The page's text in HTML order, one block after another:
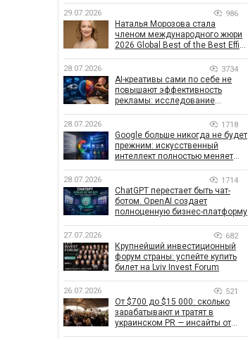
29.07.2026 986
Наталья Морозова стала
членом международного жюри
2026 Global Best of the Best Effie
28.07.2026 3734
AI-креативы сами по себе не
повышают эффективность
рекламы: исследование
влияет на эффективность
кампаний
28.07.2026 1718
Google больше никогда не будет
прежним: искусственный
интеллект полностью меняет
28.07.2026 1714
ChatGPT перестает быть чат-
ботом. OpenAI создает
полноценную бизнес-платформу
27.07.2026 682
Крупнейший инвестиционный
форум страны: успейте купить
билет на Lviv Invest Forum
26.07.2026 521
От $700 до $15 000: сколько
зарабатывают и тратят в
украинском PR — инсайты от